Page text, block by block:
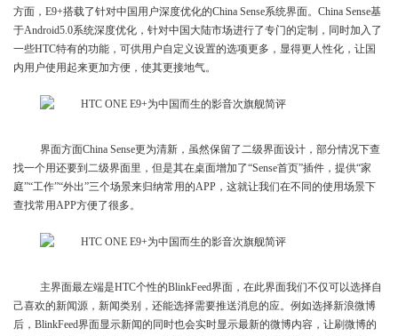
方面，E9+搭载了针对中国用户深度优化的China Sense系统界面。China Sense基
于Android5.0系统深度优化，针对中国大陆市场进行了专门的定制，同时加入了
一些HTC特有的功能，可供用户自定义设置的选项更多，显得更人性化，让国
内用户使用起来更加方便，使其更接地气。
界面方面China Sense更为清新，虽然保留了二级界面设计，部分情况下查
找一个用还要到二级界面里，但是其在桌面增加了“Sense首页”插件，提供“家
庭”“工作”“外出”三个场景来归纳常用的APP，这就让我们在不同的使用场景下
查找常用APP方便了很多。
主界面最左端是HTC个性的BlinkFeed界面，在此界面我们不仅可以选择自
己喜欢的新闻源，新闻类别，还能选择需要推送消息的应。例如选择新浪微博
后，BlinkFeed界面显示新闻的同时也会实时显示最新的微博内容，让刷微博的